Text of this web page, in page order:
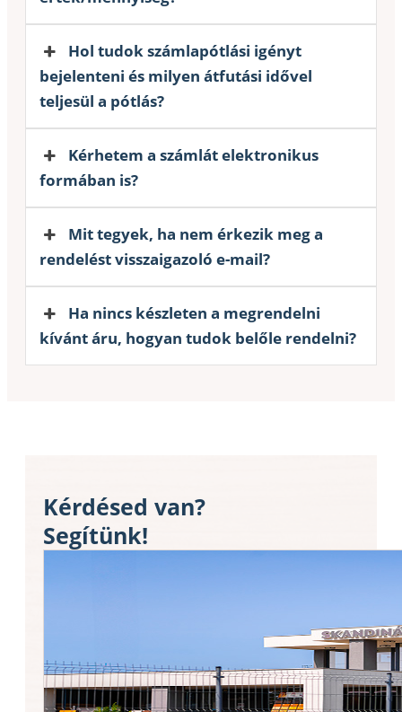
Hol tudok számlapótlási igényt
bejelenteni és milyen átfutási idővel
teljesül a pótlás?
Kérhetem a számlát elektronikus
formában is?
Mit tegyek, ha nem érkezik meg a
rendelést visszaigazoló e-mail?
Ha nincs készleten a megrendelni
kívánt áru, hogyan tudok belőle rendelni?
Kérdésed van?
Segítünk!